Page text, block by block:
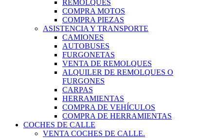
REMOLQUES
COMPRA MOTOS
COMPRA PIEZAS
ASISTENCIA Y TRANSPORTE
CAMIONES
AUTOBUSES
FURGONETAS
VENTA DE REMOLQUES
ALQUILER DE REMOLQUES O
FURGONES
CARPAS
HERRAMIENTAS
COMPRA DE VEHÍCULOS
COMPRA DE HERRAMIENTAS
COCHES DE CALLE
VENTA COCHES DE CALLE.